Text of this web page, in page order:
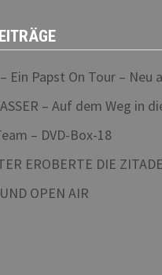
Ein Papst On Tour – Neu
– Auf dem Weg in
– DVD-Box-18
EROBERTE DIE
OPEN AIR